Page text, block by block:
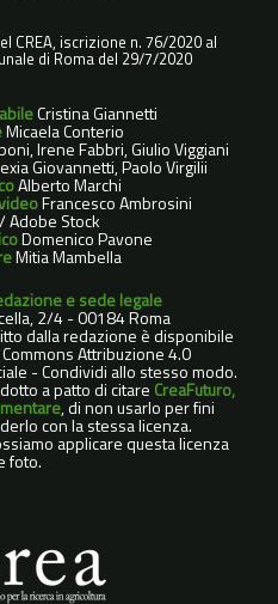
CREA, iscrizione n. 76/2020 al
di Roma del 29/7/2020
Cristina Giannetti
Micaela Conterio
Irene Fabbri, Giulio Viggiani
Giovannetti, Paolo Virgilii
Alberto Marchi
Francesco Ambrosini
Adobe Stock
Domenico Pavone
Mitia Mambella
e sede legale
2/4 - 00184 Roma
dalla redazione è disponibile
Attribuzione 4.0
- Condividi allo stesso modo.
a patto di citare CreaFuturo,
, di non usarlo per fini
con la stessa licenza.
applicare questa licenza
foto.